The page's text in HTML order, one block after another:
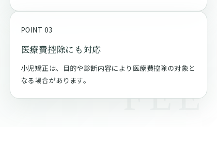
POINT 03
医療費控除にも対応
小児矯正は、目的や診断内容により医療費控除の対象と
なる場合があります。